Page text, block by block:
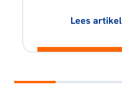
Lees artikel